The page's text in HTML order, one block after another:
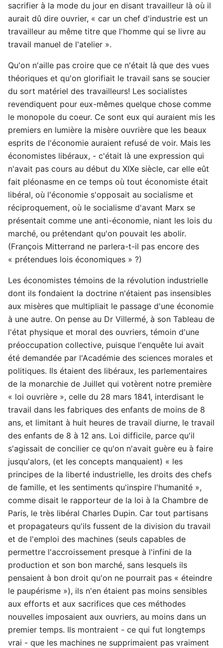
sacrifier à la mode du jour en disant travailleur là où il
aurait dû dire ouvrier, « car un chef d'industrie est un
travailleur au même titre que l'homme qui se livre au
travail manuel de l'atelier ».
Qu'on n'aille pas croire que ce n'était là que des vues
théoriques et qu'on glorifiait le travail sans se soucier
du sort matériel des travailleurs! Les socialistes
revendiquent pour eux-mêmes quelque chose comme
le monopole du coeur. Ce sont eux qui auraient mis les
premiers en lumière la misère ouvrière que les beaux
esprits de l'économie auraient refusé de voir. Mais les
économistes libéraux, - c'était là une expression qui
n'avait pas cours au début du XIXe siècle, car elle eût
fait pléonasme en ce temps où tout économiste était
libéral, où l'économie s'opposait au socialisme et
réciproquement, où le socialisme d'avant Marx se
présentait comme une anti-économie, niant les lois du
marché, ou prétendant qu'on pouvait les abolir.
(François Mitterrand ne parlera-t-il pas encore des
« prétendues lois économiques » ?)
Les économistes témoins de la révolution industrielle
dont ils fondaient la doctrine n'étaient pas insensibles
aux misères que multipliait le passage d'une économie
à une autre. On pense au Dr Villermé, à son Tableau de
l'état physique et moral des ouvriers, témoin d'une
préoccupation collective, puisque l'enquête lui avait
été demandée par l'Académie des sciences morales et
politiques. Ils étaient des libéraux, les parlementaires
de la monarchie de Juillet qui votèrent notre première
« loi ouvrière », celle du 28 mars 1841, interdisant le
travail dans les fabriques des enfants de moins de 8
ans, et limitant à huit heures de travail diurne, le travail
des enfants de 8 à 12 ans. Loi difficile, parce qu'il
s'agissait de concilier ce qu'on n'avait guère eu à faire
jusqu'alors, (et les concepts manquaient) « les
principes de la liberté industrielle, les droits des chefs
de famille, et les sentiments qu'inspire l'humanité »,
comme disait le rapporteur de la loi à la Chambre de
Paris, le très libéral Charles Dupin. Car tout partisans
et propagateurs qu'ils fussent de la division du travail
et de l'emploi des machines (seuls capables de
permettre l'accroissement presque à l'infini de la
production et son bon marché, sans lesquels ils
pensaient à bon droit qu'on ne pourrait pas « éteindre
le paupérisme »), ils n'en étaient pas moins sensibles
aux efforts et aux sacrifices que ces méthodes
nouvelles imposaient aux ouvriers, au moins dans un
premier temps. Ils montraient - ce qui fut longtemps
vrai - que les machines ne supprimaient pas vraiment